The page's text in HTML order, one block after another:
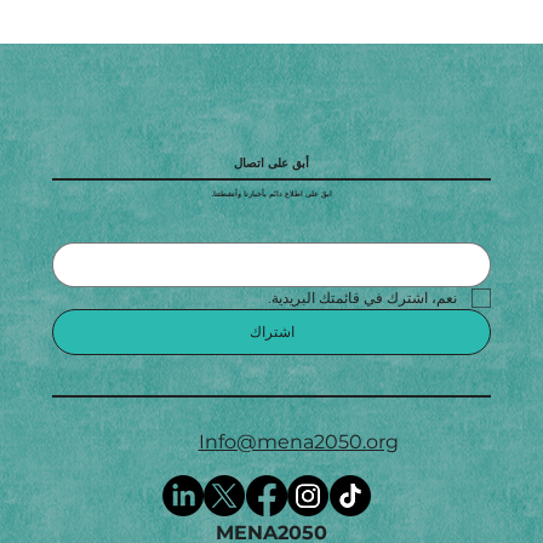
أبق على اتصال
ابقَ على اطلاع دائم بأخبارنا وأنشطتنا.
نعم، اشترك في قائمتك البريدية.
اشتراك
Info@mena2050.org
MENA2050